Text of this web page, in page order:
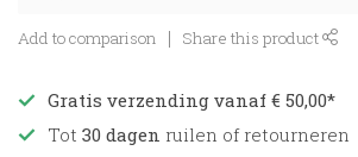
Add to comparison Share this product
Gratis verzending vanaf € 50,00*
Tot 30 dagen ruilen of retourneren